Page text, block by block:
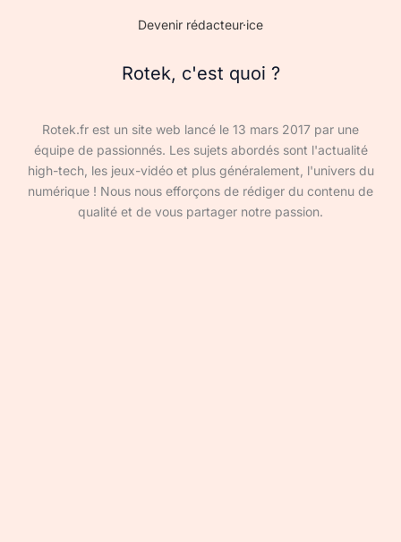
Devenir rédacteur·ice
Rotek, c'est quoi ?
Rotek.fr est un site web lancé le 13 mars 2017 par une
équipe de passionnés. Les sujets abordés sont l'actualité
high-tech, les jeux-vidéo et plus généralement, l'univers du
numérique ! Nous nous efforçons de rédiger du contenu de
qualité et de vous partager notre passion.